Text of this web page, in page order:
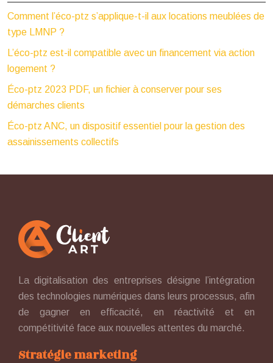
Comment l’éco-ptz s’applique-t-il aux locations meublées de
type LMNP ?
L’éco-ptz est-il compatible avec un financement via action
logement ?
Éco-ptz 2023 PDF, un fichier à conserver pour ses
démarches clients
Éco-ptz ANC, un dispositif essentiel pour la gestion des
assainissements collectifs
La digitalisation des entreprises désigne l’intégration
des technologies numériques dans leurs processus, afin
de gagner en efficacité, en réactivité et en
compétitivité face aux nouvelles attentes du marché.
Stratégie marketing